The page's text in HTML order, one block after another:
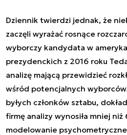
Dziennik twierdzi jednak, że
zaczęli wyrażać rosnące
wyborczy kandydata w
prezydenckich z 2016 roku
analizę mającą przewidzieć
wśród potencjalnych
byłych członków sztabu,
firmę analizy wynosiła mniej niż
modelowanie psychometryczne